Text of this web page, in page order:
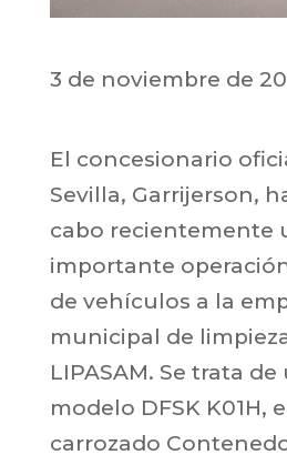
3 de noviembre de
El concesionario
Sevilla, Garrijerson,
cabo recientemente
importante
de vehículos a la
municipal de
LIPASAM. Se trata
modelo DFSK K01H,
carrozado